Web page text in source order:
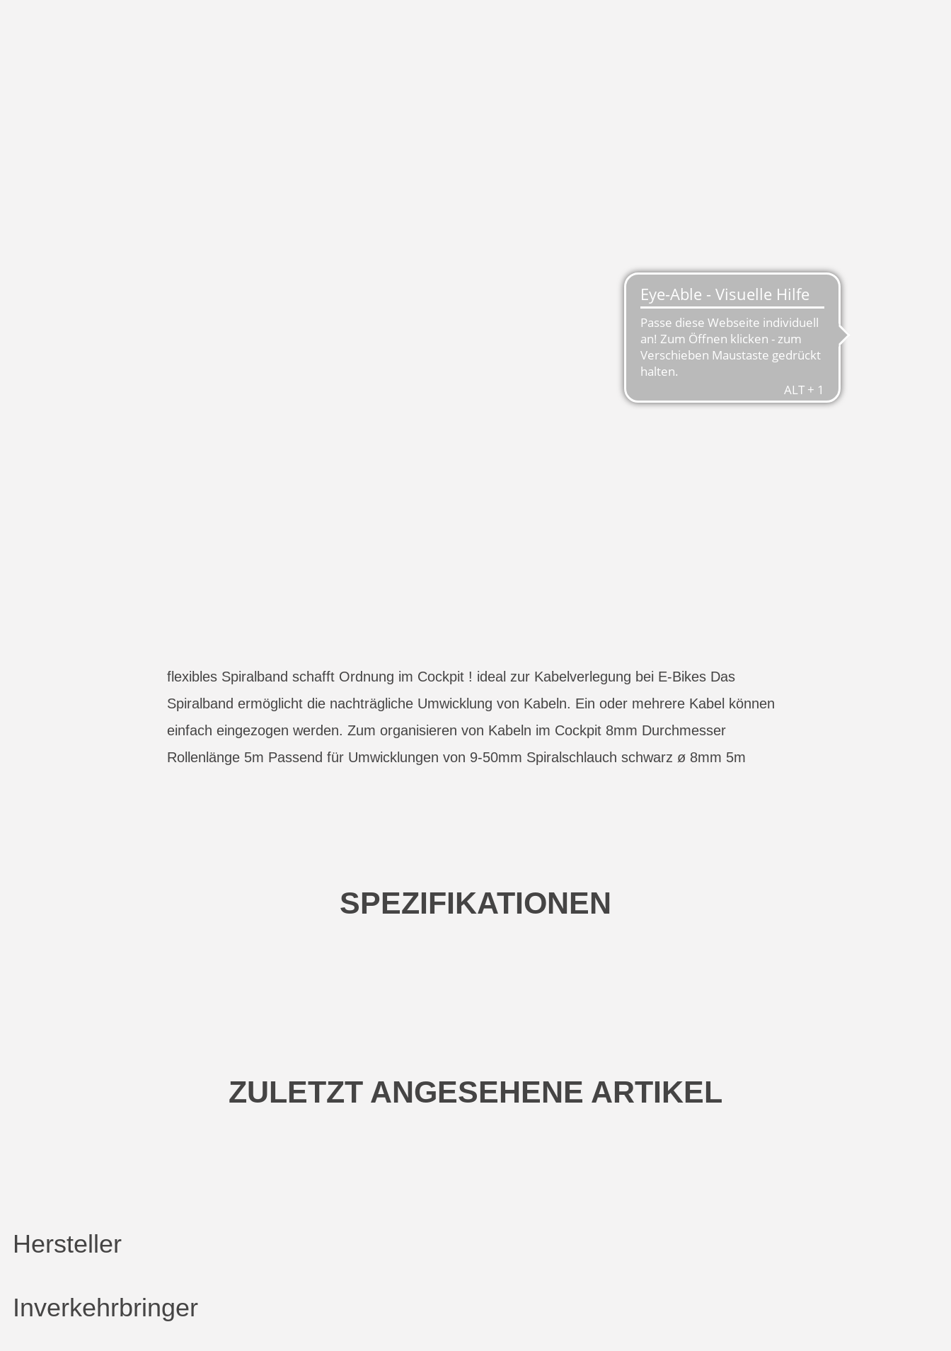
flexibles Spiralband schafft Ordnung im Cockpit ! ideal zur Kabelverlegung bei E-Bikes Das
Spiralband ermöglicht die nachträgliche Umwicklung von Kabeln. Ein oder mehrere Kabel können
einfach eingezogen werden. Zum organisieren von Kabeln im Cockpit 8mm Durchmesser
Rollenlänge 5m Passend für Umwicklungen von 9-50mm Spiralschlauch schwarz ø 8mm 5m
SPEZIFIKATIONEN
ZULETZT ANGESEHENE ARTIKEL
Hersteller
Inverkehrbringer